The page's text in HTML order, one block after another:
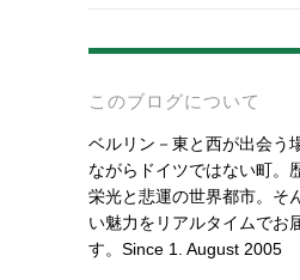
このブログについて
ベルリン－東と西が出会う
ながらドイツではない町。
栄光と悲運の世界都市。そ
い魅力をリアルタイムでお
す。Since 1. August 2005